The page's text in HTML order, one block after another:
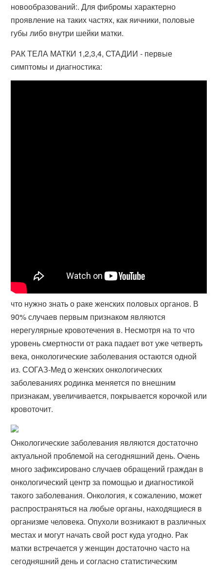
новообразований:. Для фибромы характерно
проявление на таких частях, как яичники, половые
губы либо внутри шейки матки.
РАК ТЕЛА МАТКИ 1,2,3,4, СТАДИИ - первые
симптомы и диагностика:
что нужно знать о раке женских половых органов. В
90% случаев первым признаком являются
нерегулярные кровотечения в. Несмотря на то что
уровень смертности от рака падает вот уже четверть
века, онкологические заболевания остаются одной
из. СОГАЗ-Мед о женских онкологических
заболеваниях родинка меняется по внешним
признакам, увеличивается, покрывается корочкой или
кровоточит.
Онкологические заболевания являются достаточно
актуальной проблемой на сегодняшний день. Очень
много зафиксировано случаев обращений граждан в
онкологический центр за помощью и диагностикой
такого заболевания. Онкология, к сожалению, может
распространяться на любые органы, находящиеся в
организме человека. Опухоли возникают в различных
местах и могут начать свой рост куда угодно. Рак
матки встречается у женщин достаточно часто на
сегодняшний день и согласно статистическим